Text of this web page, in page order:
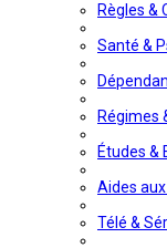
Règles &
Santé &
Régimes
Études &
Aides
Télé &